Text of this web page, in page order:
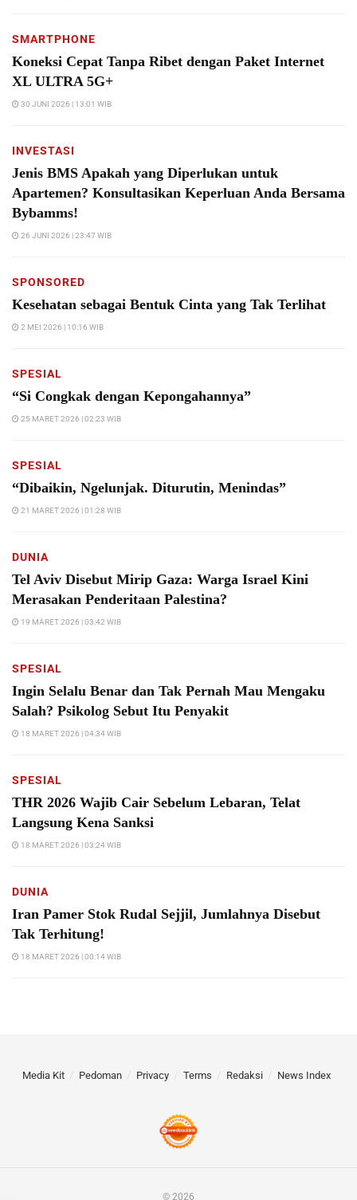
SMARTPHONE
Koneksi Cepat Tanpa Ribet dengan Paket Internet
XL ULTRA 5G+
30 JUNI 2026 | 13:01 WIB
INVESTASI
Jenis BMS Apakah yang Diperlukan untuk
Apartemen? Konsultasikan Keperluan Anda Bersama
Bybamms!
26 JUNI 2026 | 23:47 WIB
SPONSORED
Kesehatan sebagai Bentuk Cinta yang Tak Terlihat
2 MEI 2026 | 10:16 WIB
SPESIAL
“Si Congkak dengan Kepongahannya”
25 MARET 2026 | 02:23 WIB
SPESIAL
“Dibaikin, Ngelunjak. Diturutin, Menindas”
21 MARET 2026 | 01:28 WIB
DUNIA
Tel Aviv Disebut Mirip Gaza: Warga Israel Kini
Merasakan Penderitaan Palestina?
19 MARET 2026 | 03:42 WIB
SPESIAL
Ingin Selalu Benar dan Tak Pernah Mau Mengaku
Salah? Psikolog Sebut Itu Penyakit
18 MARET 2026 | 04:34 WIB
SPESIAL
THR 2026 Wajib Cair Sebelum Lebaran, Telat
Langsung Kena Sanksi
18 MARET 2026 | 03:24 WIB
DUNIA
Iran Pamer Stok Rudal Sejjil, Jumlahnya Disebut
Tak Terhitung!
18 MARET 2026 | 00:14 WIB
Media Kit Pedoman Privacy Terms Redaksi News Index
© 2026